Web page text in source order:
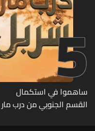
5
ساهموا في استكمال
القسم الجنوبي من درب مار